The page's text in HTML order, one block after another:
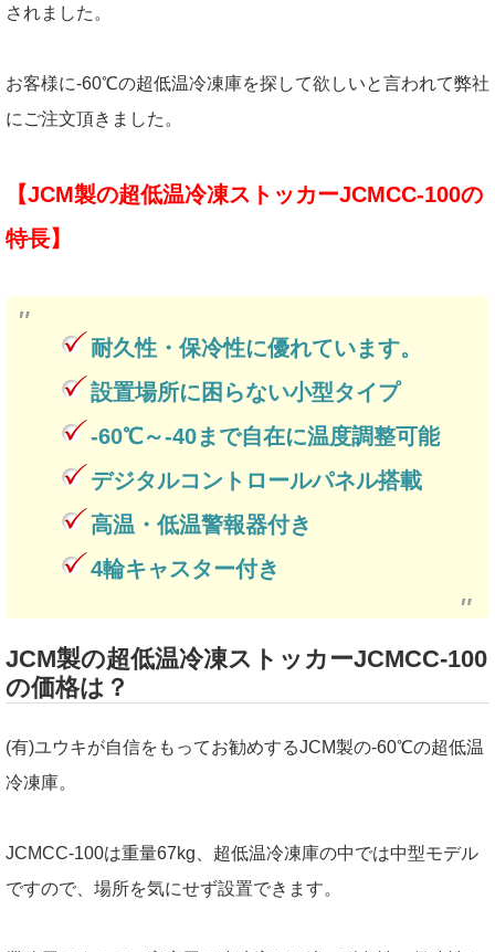
されました。
お客様に-60℃の超低温冷凍庫を探して欲しいと言われて弊社
にご注文頂きました。
【JCM製の超低温冷凍ストッカーJCMCC-100の
特長】
耐久性・保冷性に優れています。
設置場所に困らない小型タイプ
-60℃～-40まで自在に温度調整可能
デジタルコントロールパネル搭載
高温・低温警報器付き
4輪キャスター付き
JCM製の超低温冷凍ストッカーJCMCC-100
の価格は？
(有)ユウキが自信をもってお勧めするJCM製の-60℃の超低温
冷凍庫。
JCMCC-100は重量67kg、超低温冷凍庫の中では中型モデル
ですので、場所を気にせず設置できます。